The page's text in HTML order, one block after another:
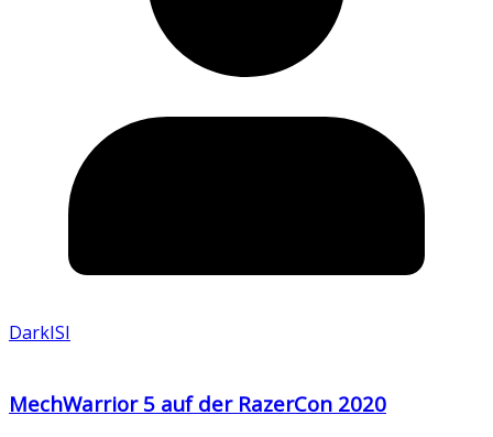
DarkISI
MechWarrior 5 auf der RazerCon 2020